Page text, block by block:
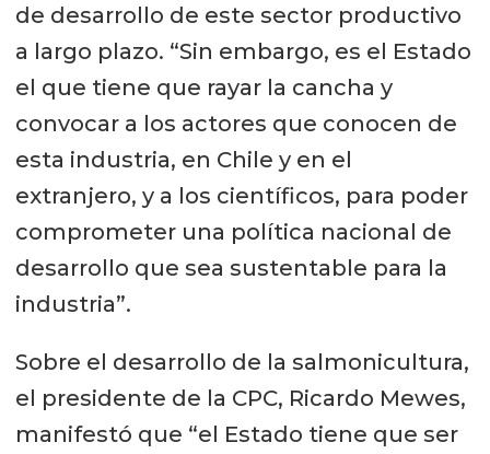
de desarrollo de este sector productivo
a largo plazo. “Sin embargo, es el Estado
el que tiene que rayar la cancha y
convocar a los actores que conocen de
esta industria, en Chile y en el
extranjero, y a los científicos, para poder
comprometer una política nacional de
desarrollo que sea sustentable para la
industria”.
Sobre el desarrollo de la salmonicultura,
el presidente de la CPC, Ricardo Mewes,
manifestó que “el Estado tiene que ser